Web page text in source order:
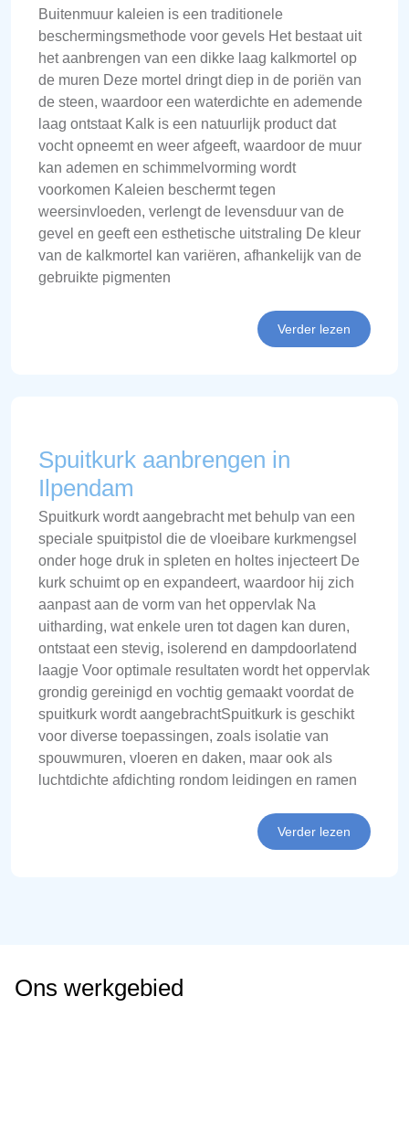
Buitenmuur kaleien is een traditionele
beschermingsmethode voor gevels Het bestaat uit
het aanbrengen van een dikke laag kalkmortel op
de muren Deze mortel dringt diep in de poriën van
de steen, waardoor een waterdichte en ademende
laag ontstaat Kalk is een natuurlijk product dat
vocht opneemt en weer afgeeft, waardoor de muur
kan ademen en schimmelvorming wordt
voorkomen Kaleien beschermt tegen
weersinvloeden, verlengt de levensduur van de
gevel en geeft een esthetische uitstraling De kleur
van de kalkmortel kan variëren, afhankelijk van de
gebruikte pigmenten
Verder lezen
Spuitkurk aanbrengen in
Ilpendam
Spuitkurk wordt aangebracht met behulp van een
speciale spuitpistol die de vloeibare kurkmengsel
onder hoge druk in spleten en holtes injecteert De
kurk schuimt op en expandeert, waardoor hij zich
aanpast aan de vorm van het oppervlak Na
uitharding, wat enkele uren tot dagen kan duren,
ontstaat een stevig, isolerend en dampdoorlatend
laagje Voor optimale resultaten wordt het oppervlak
grondig gereinigd en vochtig gemaakt voordat de
spuitkurk wordt aangebrachtSpuitkurk is geschikt
voor diverse toepassingen, zoals isolatie van
spouwmuren, vloeren en daken, maar ook als
luchtdichte afdichting rondom leidingen en ramen
Verder lezen
Ons werkgebied